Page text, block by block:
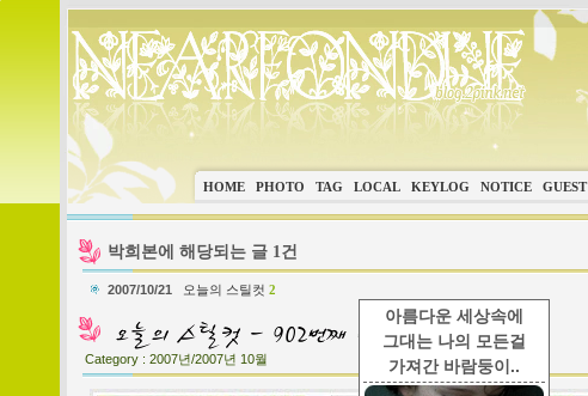
아름다운 세상속에
그대는 나의 모든걸
가져간 바람둥이..
HOME PHOTO TAG LOCAL KEYLOG NOTICE GUEST
박희본에 해당되는 글 1건
2007/10/21 오늘의 스틸컷 2
Category : 2007년/2007년 10월